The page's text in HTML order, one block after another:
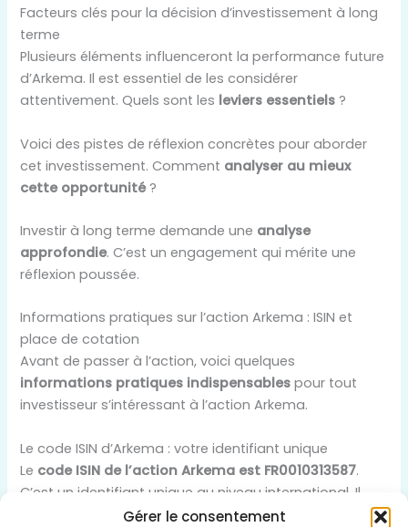
Gérer le consentement
Facteurs clés pour la décision d’investissement à long
terme
Plusieurs éléments influenceront la performance future
d’Arkema. Il est essentiel de les considérer
attentivement. Quels sont les leviers essentiels ?
Voici des pistes de réflexion concrètes pour aborder
cet investissement. Comment analyser au mieux
cette opportunité?
Investir à long terme demande une analyse
approfondie. C’est un engagement qui mérite une
réflexion poussée.
Informations pratiques sur l’action Arkema : ISIN et
place de cotation
Avant de passer à l’action, voici quelques
informations pratiques indispensables pour tout
investisseur s’intéressant à l’action Arkema.
Le code ISIN d’Arkema : votre identifiant unique
Le code ISIN de l’action Arkema est FR0010313587.
C’est un identifiant unique au niveau international. Il
permet de distinguer ce titre spécifique.